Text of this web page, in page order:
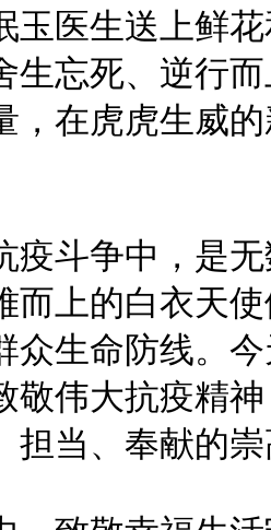
玉医生送上鲜
生忘死、逆行
，在虎虎生威
疫斗争中，是
而上的白衣天
众生命防线。
敬伟大抗疫精
担当、奉献的